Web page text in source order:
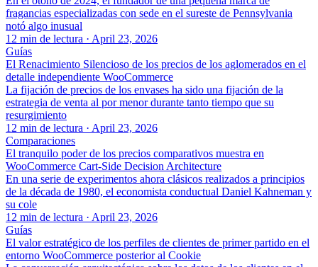
fragancias especializadas con sede en el sureste de Pennsylvania
notó algo inusual
12 min de lectura · April 23, 2026
Guías
El Renacimiento Silencioso de los precios de los aglomerados en el
detalle independiente WooCommerce
La fijación de precios de los envases ha sido una fijación de la
estrategia de venta al por menor durante tanto tiempo que su
resurgimiento
12 min de lectura · April 23, 2026
Comparaciones
El tranquilo poder de los precios comparativos muestra en
WooCommerce Cart-Side Decision Architecture
En una serie de experimentos ahora clásicos realizados a principios
de la década de 1980, el economista conductual Daniel Kahneman y
su cole
12 min de lectura · April 23, 2026
Guías
El valor estratégico de los perfiles de clientes de primer partido en el
entorno WooCommerce posterior al Cookie